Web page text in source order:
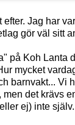
efter. Jag har
gör väl sitt
på Koh Lanta
mycket
barnvakt... Vi
men det krävs
ej) inte själv.